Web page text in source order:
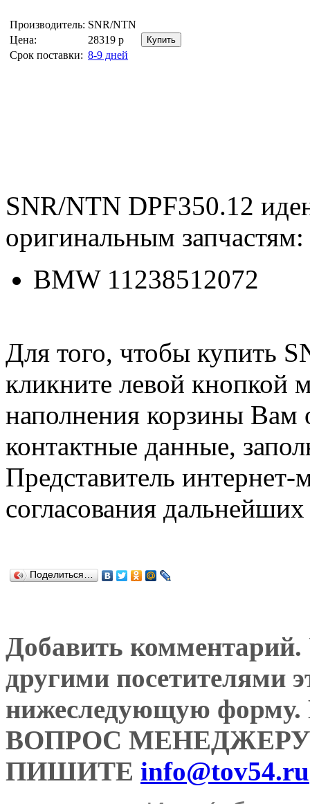
Производитель: SNR/NTN
Цена:
28319 р
Срок поставки: 8-9 дней
SNR/NTN DPF350.12
оригинальным запчастям:
BMW 11238512072
Для того, чтобы купить
кликните левой
наполнения корзины Вам
контактные данные,
Представитель
согласования
Поделиться…
Добавить комментарий.
другими посетителями
нижеследующую
ВОПРОС
ПИШИТЕ info@tov54.ru